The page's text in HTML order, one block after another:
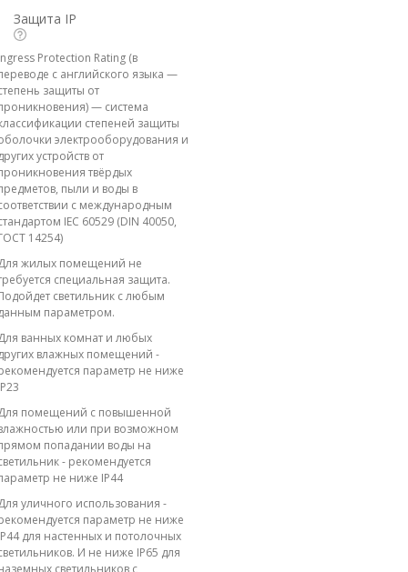
Защита IP
Protection Rating (в
с английского языка —
защиты от
— система
степеней защиты
электрооборудования и
устройств от
твёрдых
пыли и воды в
с международным
IEC 60529 (DIN 40050,
14254)
жилых помещений не
специальная защита.
светильник с любым
параметром.
ванных комнат и любых
влажных помещений -
параметр не ниже
помещений с повышенной
или при возможном
попадании воды на
- рекомендуется
не ниже IP44
уличного использования -
параметр не ниже
для настенных и потолочных
И не ниже IP65 для
светильников с